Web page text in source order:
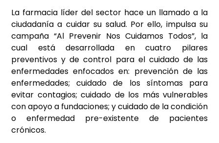
La farmacia líder del sector hace un llamado a la
ciudadanía a cuidar su salud. Por ello, impulsa su
campaña “Al Prevenir Nos Cuidamos Todos”, la
cual está desarrollada en cuatro pilares
preventivos y de control para el cuidado de las
enfermedades enfocados en: prevención de las
enfermedades; cuidado de los síntomas para
evitar contagios; cuidado de los más vulnerables
con apoyo a fundaciones; y cuidado de la condición
o enfermedad pre-existente de pacientes
crónicos.